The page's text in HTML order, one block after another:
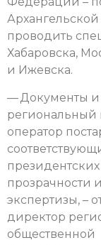
Архангельской
проводить
Хабаровска,
и Ижевска.
— Документы и
региональный
оператор
президентских
прозрачности
экспертизы, –
директор
общественной